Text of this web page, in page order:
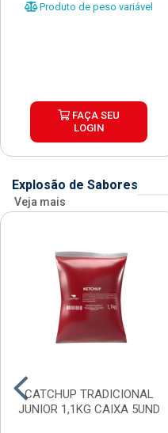
Produto de peso variável
FAÇA SEU
LOGIN
Explosão de Sabores
Veja mais
CATCHUP TRADICIONAL
JUNIOR 1,1KG CAIXA 5UND